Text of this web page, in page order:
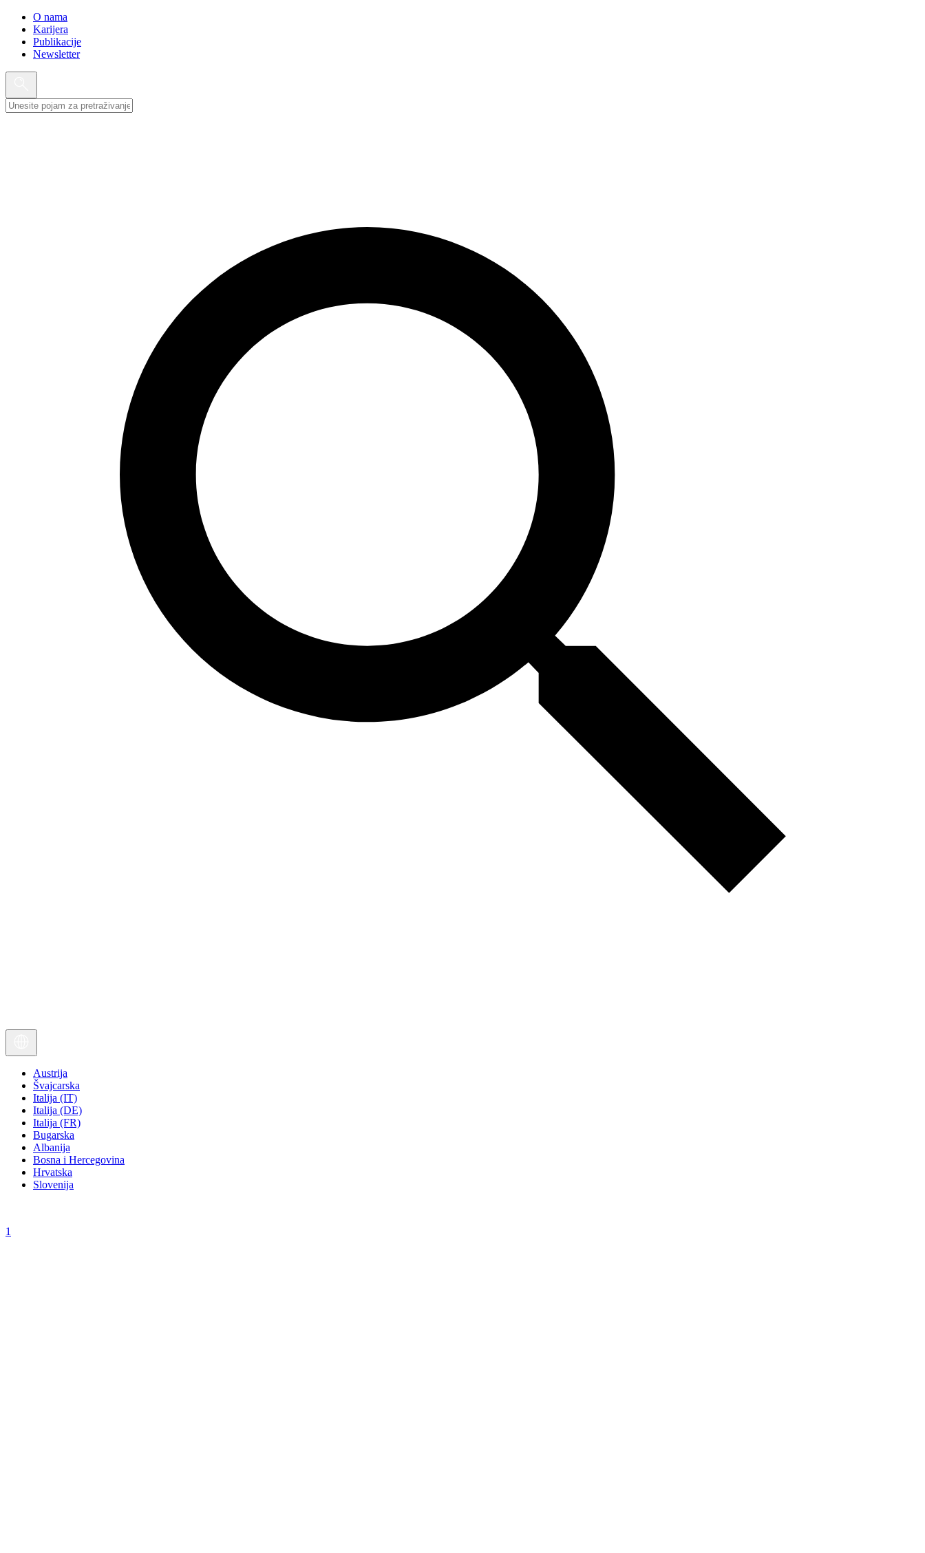
O nama
Karijera
Publikacije
Newsletter
Austrija
Švajcarska
Italija (IT)
Italija (DE)
Italija (FR)
Bugarska
Albanija
Bosna i Hercegovina
Hrvatska
Slovenija
1